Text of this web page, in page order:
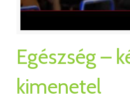
Egészség –
kimenetel